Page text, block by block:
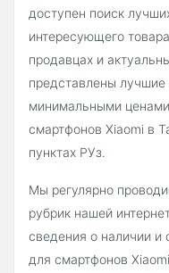
доступен поиск
интересующего
продавцах и
представлены
минимальными
смартфонов Xiaomi в
пунктах РУз.
Мы регулярно
рубрик нашей
сведения о наличии и
для смартфонов